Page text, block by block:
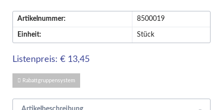
Artikelnummer: 8500019
Einheit: Stück
Listenpreis: € 13,45
Rabattgruppensystem